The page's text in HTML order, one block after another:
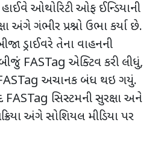
ઓથોરિટી ઓફ ઈન્ડિયાની
અંગે ગંભીર પ્રશ્નો ઉભા કર્યા છે.
ડ્રાઈવરે તેના વાહનની
FASTag એક્ટિવ કરી લીધું,
અચાનક બંધ થઇ ગયું.
FASTag સિસ્ટમની સુરક્ષા અને
અંગે સોશિયલ મીડિયા પર